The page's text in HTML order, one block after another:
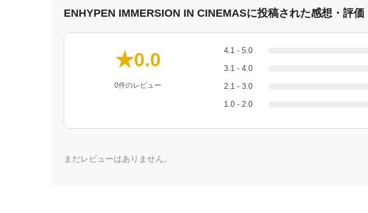
ENHYPEN IMMERSION IN CINEMASに投稿された感想・評価
★0.0
0件のレビュー
4.1 - 5.0
3.1 - 4.0
2.1 - 3.0
1.0 - 2.0
まだレビューはありません。